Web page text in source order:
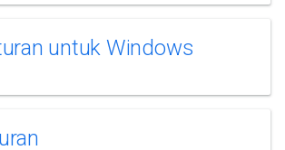
untuk Windows